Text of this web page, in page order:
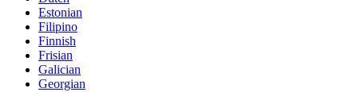
Estonian
Filipino
Finnish
Frisian
Galician
Georgian